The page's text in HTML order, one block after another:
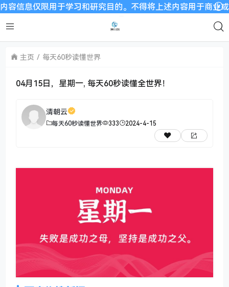
仅限用于学习和研究目的。不得将上述内容用于商业或者
主页 每天60秒读懂世界
04月15日，星期一, 每天60秒读懂全世界！
清朝云
每天60秒读懂世界 333 2024-4-15